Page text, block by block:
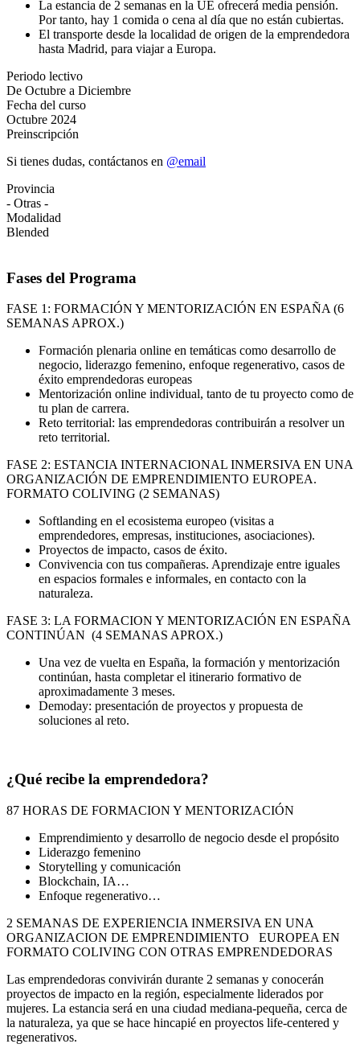
La estancia de 2 semanas en la UE ofrecerá media pensión.
Por tanto, hay 1 comida o cena al día que no están cubiertas.
El transporte desde la localidad de origen de la emprendedora
hasta Madrid, para viajar a Europa.
Periodo lectivo
De Octubre a Diciembre
Fecha del curso
Octubre 2024
Preinscripción
Si tienes dudas, contáctanos en @email
Provincia
- Otras -
Modalidad
Blended
Fases del Programa
FASE 1: FORMACIÓN Y MENTORIZACIÓN EN ESPAÑA (6
SEMANAS APROX.)
Formación plenaria online en temáticas como desarrollo de
negocio, liderazgo femenino, enfoque regenerativo, casos de
éxito emprendedoras europeas
Mentorización online individual, tanto de tu proyecto como de
tu plan de carrera.
Reto territorial: las emprendedoras contribuirán a resolver un
reto territorial.
FASE 2: ESTANCIA INTERNACIONAL INMERSIVA EN UNA
ORGANIZACIÓN DE EMPRENDIMIENTO EUROPEA.
FORMATO COLIVING (2 SEMANAS)
Softlanding en el ecosistema europeo (visitas a
emprendedores, empresas, instituciones, asociaciones).
Proyectos de impacto, casos de éxito.
Convivencia con tus compañeras. Aprendizaje entre iguales
en espacios formales e informales, en contacto con la
naturaleza.
FASE 3: LA FORMACION Y MENTORIZACIÓN EN ESPAÑA
CONTINÚAN (4 SEMANAS APROX.)
Una vez de vuelta en España, la formación y mentorización
continúan, hasta completar el itinerario formativo de
aproximadamente 3 meses.
Demoday: presentación de proyectos y propuesta de
soluciones al reto.
¿Qué recibe la emprendedora?
87 HORAS DE FORMACION Y MENTORIZACIÓN
Emprendimiento y desarrollo de negocio desde el propósito
Liderazgo femenino
Storytelling y comunicación
Blockchain, IA…
Enfoque regenerativo…
2 SEMANAS DE EXPERIENCIA INMERSIVA EN UNA
ORGANIZACION DE EMPRENDIMIENTO EUROPEA EN
FORMATO COLIVING CON OTRAS EMPRENDEDORAS
Las emprendedoras convivirán durante 2 semanas y conocerán
proyectos de impacto en la región, especialmente liderados por
mujeres. La estancia será en una ciudad mediana-pequeña, cerca de
la naturaleza, ya que se hace hincapié en proyectos life-centered y
regenerativos.